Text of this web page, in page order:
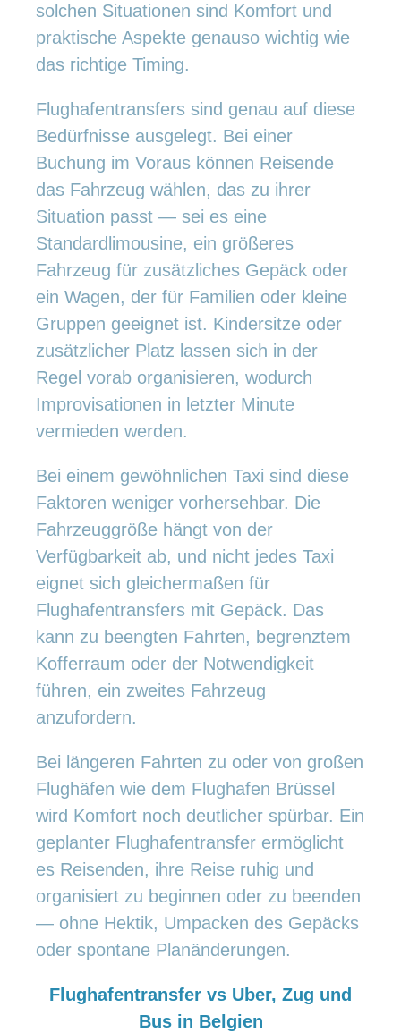
solchen Situationen sind Komfort und
praktische Aspekte genauso wichtig wie
das richtige Timing.
Flughafentransfers sind genau auf diese
Bedürfnisse ausgelegt. Bei einer
Buchung im Voraus können Reisende
das Fahrzeug wählen, das zu ihrer
Situation passt — sei es eine
Standardlimousine, ein größeres
Fahrzeug für zusätzliches Gepäck oder
ein Wagen, der für Familien oder kleine
Gruppen geeignet ist. Kindersitze oder
zusätzlicher Platz lassen sich in der
Regel vorab organisieren, wodurch
Improvisationen in letzter Minute
vermieden werden.
Bei einem gewöhnlichen Taxi sind diese
Faktoren weniger vorhersehbar. Die
Fahrzeuggröße hängt von der
Verfügbarkeit ab, und nicht jedes Taxi
eignet sich gleichermaßen für
Flughafentransfers mit Gepäck. Das
kann zu beengten Fahrten, begrenztem
Kofferraum oder der Notwendigkeit
führen, ein zweites Fahrzeug
anzufordern.
Bei längeren Fahrten zu oder von großen
Flughäfen wie dem Flughafen Brüssel
wird Komfort noch deutlicher spürbar. Ein
geplanter Flughafentransfer ermöglicht
es Reisenden, ihre Reise ruhig und
organisiert zu beginnen oder zu beenden
— ohne Hektik, Umpacken des Gepäcks
oder spontane Planänderungen.
Flughafentransfer vs Uber, Zug und
Bus in Belgien